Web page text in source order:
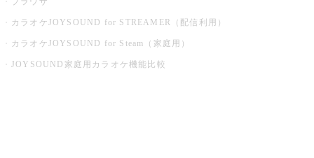
カラオケJOYSOUND for STREAMER（配信利用）
カラオケJOYSOUND for Steam（家庭用）
JOYSOUND家庭用カラオケ機能比較